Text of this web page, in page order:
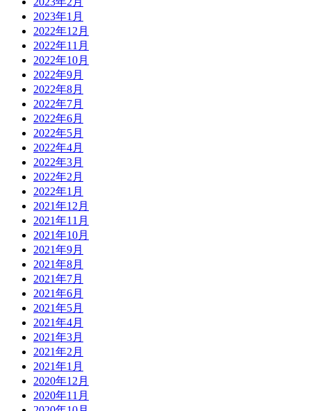
2023年1月
2022年12月
2022年11月
2022年10月
2022年9月
2022年8月
2022年7月
2022年6月
2022年5月
2022年4月
2022年3月
2022年2月
2022年1月
2021年12月
2021年11月
2021年10月
2021年9月
2021年8月
2021年7月
2021年6月
2021年5月
2021年4月
2021年3月
2021年2月
2021年1月
2020年12月
2020年11月